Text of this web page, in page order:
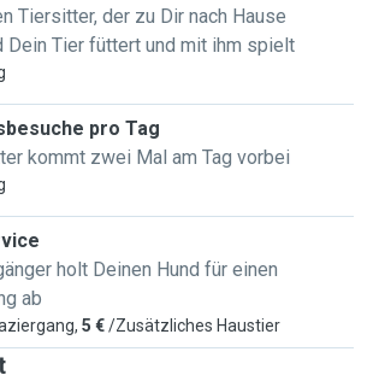
Tiersitter, der zu Dir nach Hause
Dein Tier füttert und mit ihm spielt
pro Tag
kommt zwei Mal am Tag vorbei
holt Deinen Hund für einen
ab
5 €/Zusätzliches Haustier